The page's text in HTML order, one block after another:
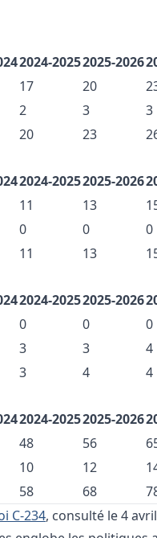
2024-20252025-2026
17 20
2 3 3
20 23
2024-20252025-2026
11 13
0 0 0
11 13
2024-20252025-2026
0 0 0
3 3 4
3 4 4
2024-20252025-2026
48 56
10 12
58 68
C-234, consulté le 4